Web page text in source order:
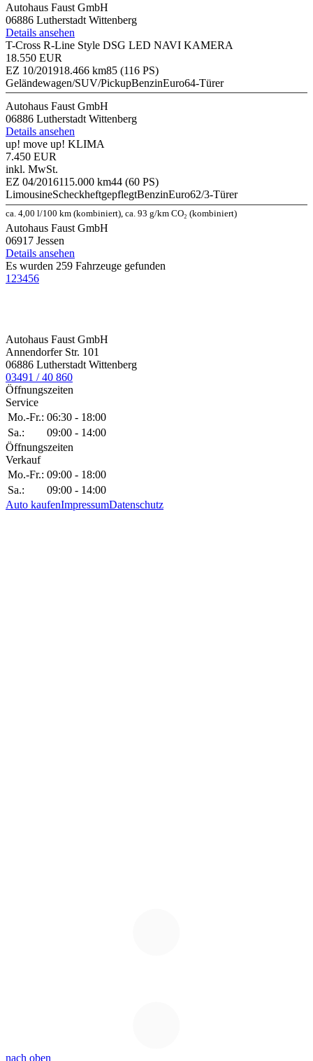
Autohaus Faust GmbH
06886 Lutherstadt Wittenberg
Details ansehen
T-Cross R-Line Style DSG LED NAVI KAMERA
18.550 EUR
EZ 10/201918.466 km85 (116 PS)
Geländewagen/SUV/PickupBenzinEuro64-Türer
Autohaus Faust GmbH
06886 Lutherstadt Wittenberg
Details ansehen
up! move up! KLIMA
7.450 EUR
inkl. MwSt.
EZ 04/2016115.000 km44 (60 PS)
LimousineScheckheftgepflegtBenzinEuro62/3-Türer
ca. 4,00 l/100 km (kombiniert), ca. 93 g/km CO₂ (kombiniert)
Autohaus Faust GmbH
06917 Jessen
Details ansehen
Es wurden 259 Fahrzeuge gefunden
1 23456
Autohaus Faust GmbH
Annendorfer Str. 101
06886 Lutherstadt Wittenberg
03491 / 40 860
Öffnungszeiten
Service
Mo.-Fr.: 06:30 - 18:00
Sa.:
09:00 - 14:00
Öffnungszeiten
Verkauf
Mo.-Fr.: 09:00 - 18:00
Sa.:
09:00 - 14:00
Auto kaufenImpressumDatenschutz
nach oben